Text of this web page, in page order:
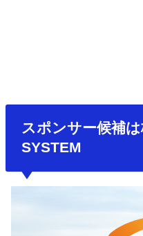
スポンサー候補
SYSTEM